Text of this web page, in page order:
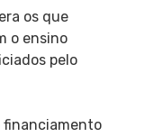
os que
o ensino
pelo
financiamento